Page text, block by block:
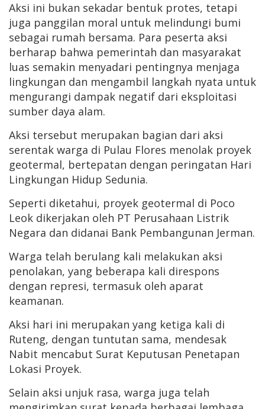
Aksi ini bukan sekadar bentuk protes, tetapi
juga panggilan moral untuk melindungi bumi
sebagai rumah bersama. Para peserta aksi
berharap bahwa pemerintah dan masyarakat
luas semakin menyadari pentingnya menjaga
lingkungan dan mengambil langkah nyata untuk
mengurangi dampak negatif dari eksploitasi
sumber daya alam.
Aksi tersebut merupakan bagian dari aksi
serentak warga di Pulau Flores menolak proyek
geotermal, bertepatan dengan peringatan Hari
Lingkungan Hidup Sedunia.
Seperti diketahui, proyek geotermal di Poco
Leok dikerjakan oleh PT Perusahaan Listrik
Negara dan didanai Bank Pembangunan Jerman.
Warga telah berulang kali melakukan aksi
penolakan, yang beberapa kali direspons
dengan represi, termasuk oleh aparat
keamanan.
Aksi hari ini merupakan yang ketiga kali di
Ruteng, dengan tuntutan sama, mendesak
Nabit mencabut Surat Keputusan Penetapan
Lokasi Proyek.
Selain aksi unjuk rasa, warga juga telah